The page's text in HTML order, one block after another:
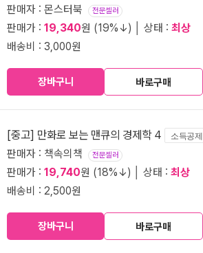
판매자 : 몬스터북 전문셀러
판매가 : 19,340원 (19%↓) │ 상태 : 최상
배송비 : 3,000원
장바구니 바로구매
[중고] 만화로 보는 맨큐의 경제학 4 소득공제
판매자 : 책속의책 전문셀러
판매가 : 19,740원 (18%↓) │ 상태 : 최상
배송비 : 2,500원
장바구니 바로구매